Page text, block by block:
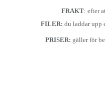
FRAKT: efter
FILER: du laddar upp
PRISER: gäller för